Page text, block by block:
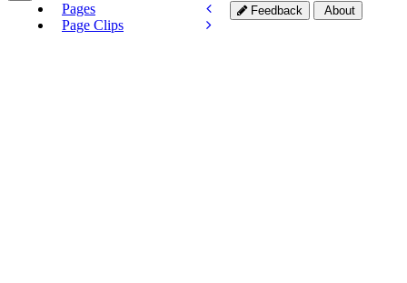
Pages
Page Clips
Feedback About